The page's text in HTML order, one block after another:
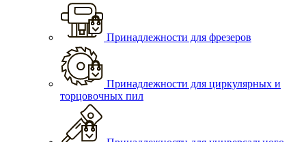
Принадлежности для фрезеров
Принадлежности для циркулярных и
торцовочных пил